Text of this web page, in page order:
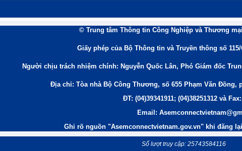
© Trung tâm Thông tin Công Nghiệp và Thương
Giấy phép của Bộ Thông tin và Truyền thông số
Người chịu trách nhiệm chính: Nguyễn Quốc Lân, Phó Giám đốc
Địa chỉ: Tòa nhà Bộ Công Thương, số 655 Phạm Văn Đồng,
ĐT: (04)39341911; (04)38251312 và
Email:
Ghi rõ nguồn "Asemconnectvietnam.gov.vn" khi đăng
Số lượt truy cập: 25743584116